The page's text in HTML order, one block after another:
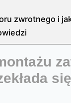
zwrotnego i